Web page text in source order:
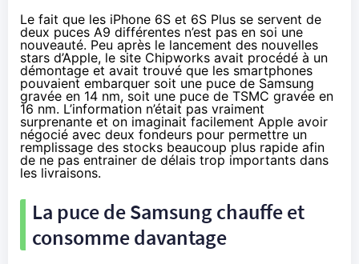
Le fait que les iPhone 6S et 6S Plus se servent de
deux puces A9 différentes n’est pas en soi une
nouveauté. Peu après le lancement des nouvelles
stars d’Apple, le site Chipworks avait procédé à un
démontage et avait trouvé que les smartphones
pouvaient embarquer soit une puce de Samsung
gravée en 14 nm, soit une puce de TSMC gravée en
16 nm. L’information n’était pas vraiment
surprenante et on imaginait facilement Apple avoir
négocié avec deux fondeurs pour permettre un
remplissage des stocks beaucoup plus rapide afin
de ne pas entrainer de délais trop importants dans
les livraisons.
La puce de Samsung chauffe et
consomme davantage